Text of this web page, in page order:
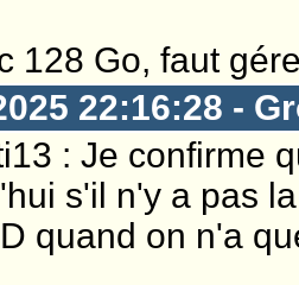
128 Go, faut
22:16:28 -
: Je confirme
s'il n'y a pas
quand on n'a